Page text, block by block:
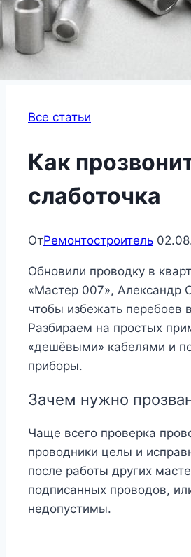
Все статьи
Как
слаботочка
ОтРемонтостроитель
Обновили проводку в
«Мастер 007», Александр
чтобы избежать перебоев
Разбираем на простых
«дешёвыми» кабелями и
приборы.
Зачем нужно
Чаще всего проверка
проводники целы и
после работы других
подписанных проводов,
недопустимы.